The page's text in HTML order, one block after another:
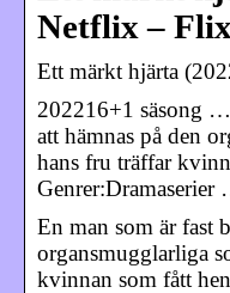
Netflix –
Ett märkt hjärta
202216+1 säsong
att hämnas på den
hans fru träffar
Genrer:Dramaserier
En man som är fast
organsmugglarliga
kvinnan som fått